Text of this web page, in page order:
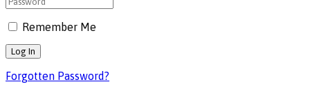
Remember Me
Forgotten Password?